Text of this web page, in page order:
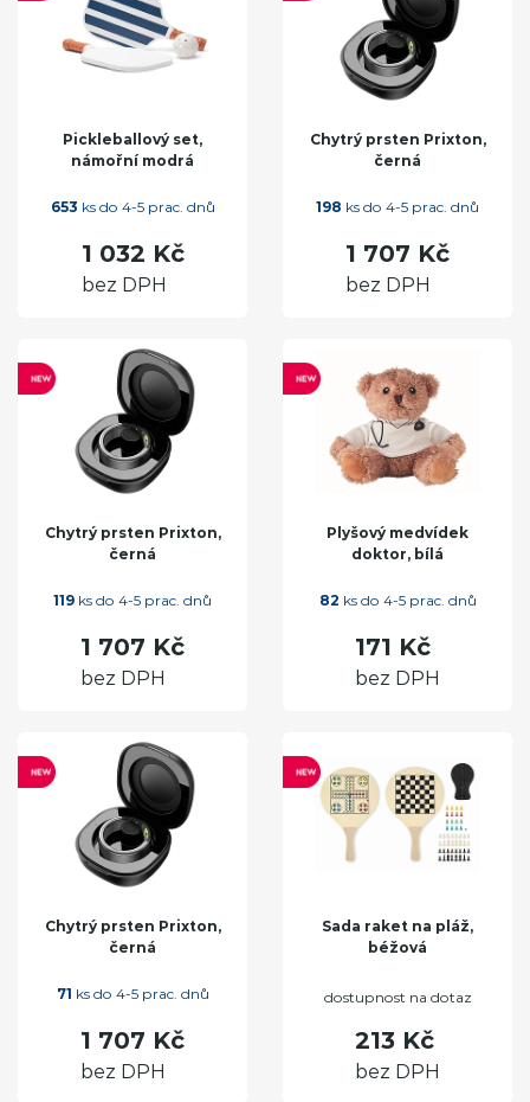
Pickleballový set,
námořní modrá
653 ks do 4-5 prac. dnů
1 032 Kč
bez DPH
Chytrý prsten Prixton,
černá
198 ks do 4-5 prac. dnů
1 707 Kč
bez DPH
Chytrý prsten Prixton,
černá
119 ks do 4-5 prac. dnů
1 707 Kč
bez DPH
Plyšový medvídek
doktor, bílá
82 ks do 4-5 prac. dnů
171 Kč
bez DPH
Chytrý prsten Prixton,
černá
71 ks do 4-5 prac. dnů
1 707 Kč
bez DPH
Sada raket na pláž,
béžová
dostupnost na dotaz
213 Kč
bez DPH